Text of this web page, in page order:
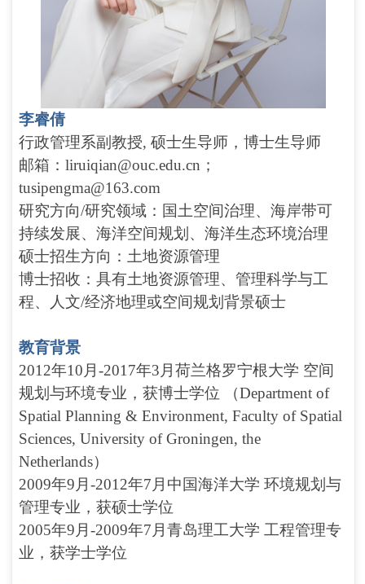
李睿倩
行政管理系副教授, 硕士生导师，博士生导师
邮箱：liruiqian@ouc.edu.cn；
tusipengma@163.com
研究方向/研究领域：国土空间治理、海岸带可
持续发展、海洋空间规划、海洋生态环境治理
硕士招生方向：土地资源管理
博士招收：具有土地资源管理、管理科学与工
程、人文/经济地理或空间规划背景硕士
教育背景
2012年10月-2017年3月荷兰格罗宁根大学 空间
规划与环境专业，获博士学位 （Department of
Spatial Planning & Environment, Faculty of Spatial
Sciences, University of Groningen, the
Netherlands）
2009年9月-2012年7月中国海洋大学 环境规划与
管理专业，获硕士学位
2005年9月-2009年7月青岛理工大学 工程管理专
业，获学士学位